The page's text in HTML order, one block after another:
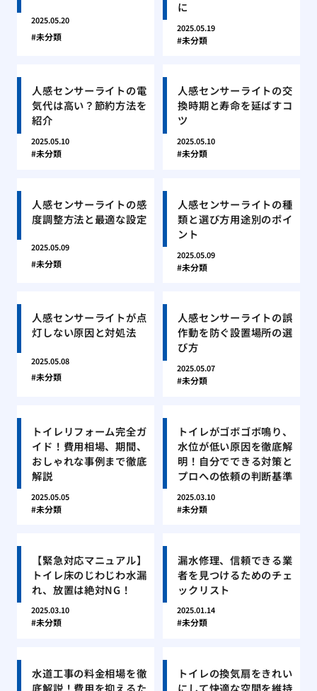
2025.05.20
未分類
に
2025.05.19
未分類
人感センサーライトの電
気代は高い？節約方法を
紹介
2025.05.10
未分類
人感センサーライトの交
換時期と寿命を延ばすコ
ツ
2025.05.10
未分類
人感センサーライトの感
度調整方法と最適な設定
2025.05.09
未分類
人感センサーライトの種
類と選び方用途別のポイ
ント
2025.05.09
未分類
人感センサーライトが点
灯しない原因と対処法
2025.05.08
未分類
人感センサーライトの誤
作動を防ぐ設置場所の選
び方
2025.05.07
未分類
トイレリフォーム完全ガ
イド！費用相場、期間、
おしゃれな事例まで徹底
解説
2025.05.05
未分類
トイレがゴボゴボ鳴り、
水位が低い原因を徹底解
明！自分でできる対策と
プロへの依頼の判断基準
2025.03.10
未分類
【緊急対応マニュアル】
トイレ床のじわじわ水漏
れ、放置は絶対NG！
2025.03.10
未分類
漏水修理、信頼できる業
者を見つけるためのチェ
ックリスト
2025.01.14
未分類
水道工事の料金相場を徹
底解説！費用を抑えるた
トイレの換気扇をきれい
にして快適な空間を維持